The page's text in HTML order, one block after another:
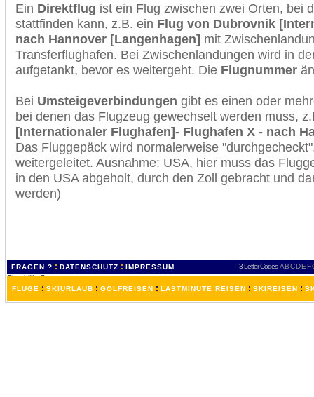
Ein Direktflug ist ein Flug zwischen zwei Orten, bei
stattfinden kann, z.B. ein Flug von Dubrovnik
nach Hannover [Langenhagen] mit
Transferflughafen. Bei Zwischenlandungen wird in
aufgetankt, bevor es weitergeht. Die Flugnummer
Bei Umsteigeverbindungen gibt es einen oder
bei denen das Flugzeug gewechselt werden muss,
[Internationaler Flughafen]- Flughafen X - nach
Das Fluggepäck wird normalerweise
weitergeleitet. Ausnahme: USA, hier muss das
in den USA abgeholt, durch den Zoll gebracht und
werden)
FRAGEN ? : DATENSCHUTZ : IMPRESSUM 3 Letter-Codes ABCDEF
FLÜGE : SKIURLAUB : GOLFREISEN : LASTMINUTE REISEN : SKIREISEN :